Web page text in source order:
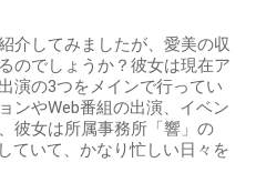
介してみましたが、愛美の収
のでしょうか？彼女は現在ア
演の3つをメインで行ってい
ンやWeb番組の出演、イベン
彼女は所属事務所「響」の
ていて、かなり忙しい日々を